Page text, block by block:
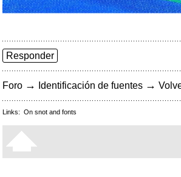
Responder
Foro → Identificación de fuentes →
Links: On snot and fonts